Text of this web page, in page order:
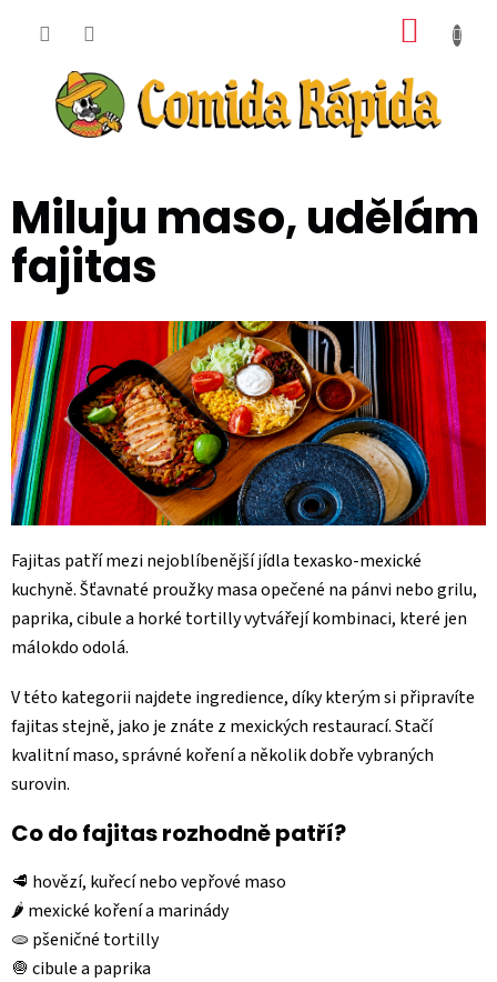
KOŠÍK
Miluju maso, udělám
fajitas
Fajitas patří mezi nejoblíbenější jídla texasko-mexické
kuchyně. Šťavnaté proužky masa opečené na pánvi nebo grilu,
paprika, cibule a horké tortilly vytvářejí kombinaci, které jen
málokdo odolá.
V této kategorii najdete ingredience, díky kterým si připravíte
fajitas stejně, jako je znáte z mexických restaurací. Stačí
kvalitní maso, správné koření a několik dobře vybraných
surovin.
Co do fajitas rozhodně patří?
🥩 hovězí, kuřecí nebo vepřové maso
🌶️ mexické koření a marinády
🫓 pšeničné tortilly
🧅 cibule a paprika